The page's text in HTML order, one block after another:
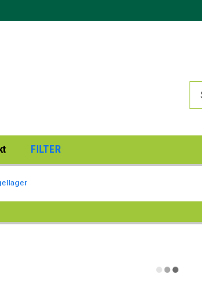
FILTER